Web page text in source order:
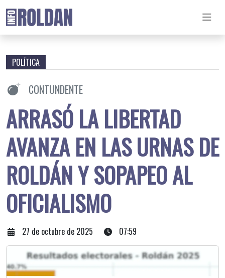
POLÍTICA
CONTUNDENTE
ARRASÓ LA LIBERTAD
AVANZA EN LAS URNAS DE
ROLDÁN Y SOPAPEO AL
OFICIALISMO
27 de octubre de 2025 07:59